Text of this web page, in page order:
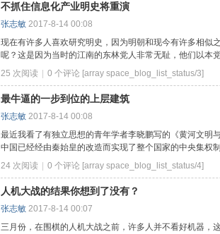
不抓住信息化产业明史将重演
张志敏 2017-8-14 00:08
现在有许多人喜欢研究明史，因为明朝和现今有许多相似
呢？这是因为当时的江南的东林党人非常无耻，他们以本
25 次阅读
0 个评论 [array space_blog_list_status/3]
最牛逼的一步到位的上层建筑
张志敏 2017-8-14 00:08
最近我看了有独立思想的青年学者李晓鹏写的《黄河文明
中国已经经由秦始皇的改造而实现了整个国家的中央集权
24 次阅读
0 个评论 [array space_blog_list_status/4]
人机大战的结果你想到了没有？
张志敏 2017-8-14 00:07
三月份，在围棋的人机大战之前，许多人并不看好机器，